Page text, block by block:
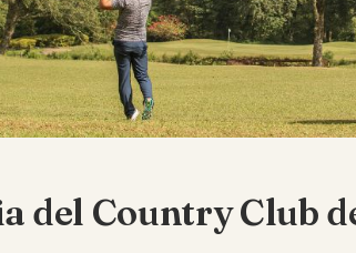
del Country Club